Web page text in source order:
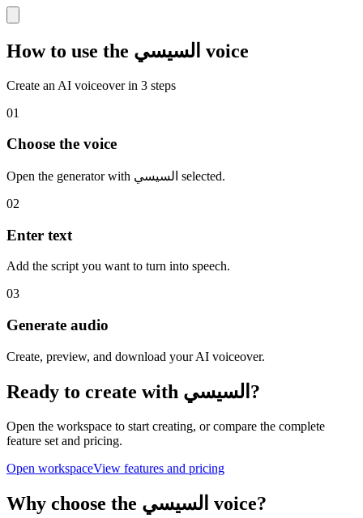
How to use the السيسي voice
Create an AI voiceover in 3 steps
01
Choose the voice
Open the generator with السيسي selected.
02
Enter text
Add the script you want to turn into speech.
03
Generate audio
Create, preview, and download your AI voiceover.
Ready to create with السيسي?
Open the workspace to start creating, or compare the complete
feature set and pricing.
Open workspaceView features and pricing
Why choose the السيسي voice?